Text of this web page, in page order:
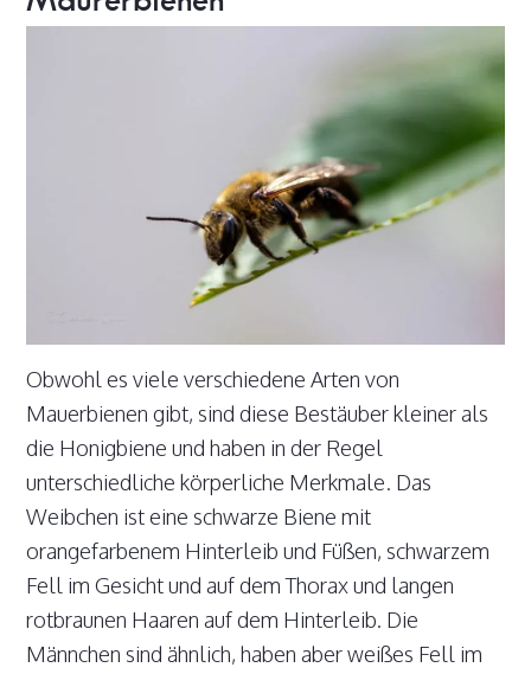
Obwohl es viele verschiedene Arten von
Mauerbienen gibt, sind diese Bestäuber kleiner als
die Honigbiene und haben in der Regel
unterschiedliche körperliche Merkmale. Das
Weibchen ist eine schwarze Biene mit
orangefarbenem Hinterleib und Füßen, schwarzem
Fell im Gesicht und auf dem Thorax und langen
rotbraunen Haaren auf dem Hinterleib. Die
Männchen sind ähnlich, haben aber weißes Fell im